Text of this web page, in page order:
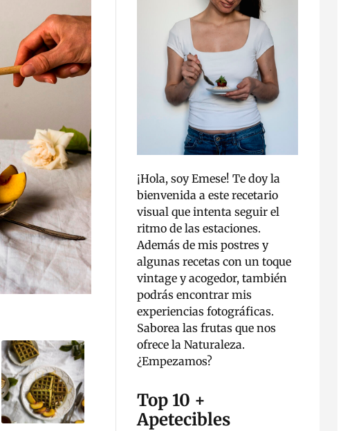
¡Hola, soy Emese! Te doy la
bienvenida a este recetario
visual que intenta seguir el
ritmo de las estaciones.
Además de mis postres y
algunas recetas con un toque
vintage y acogedor, también
podrás encontrar mis
experiencias fotográficas.
Saborea las frutas que nos
ofrece la Naturaleza.
¿Empezamos?
Top 10 +
Apetecibles